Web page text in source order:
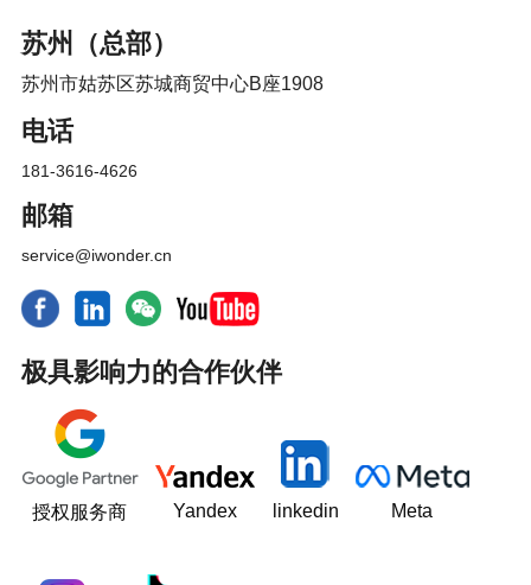
苏州（总部）
苏州市姑苏区苏城商贸中心B座1908
电话
181-3616-4626
邮箱
service@iwonder.cn
极具影响力的合作伙伴
授权服务商 Yandex linkedin Meta